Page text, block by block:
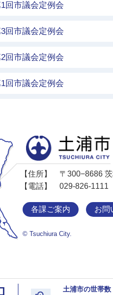
回市議会定例会
回市議会定例会
回市議会定例会
回市議会定例会
【住所】
〒300−8686
【電話】
029-826-
各課ご案内 お問
© Tsuchiura City.